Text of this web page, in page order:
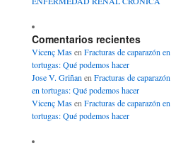
Comentarios recientes
Vicenç Masen Fracturas de caparazón en
tortugas: Qué podemos hacer
Jose V. Griñan en Fracturas de caparazón
en tortugas: Qué podemos hacer
Vicenç Masen Fracturas de caparazón en
tortugas: Qué podemos hacer